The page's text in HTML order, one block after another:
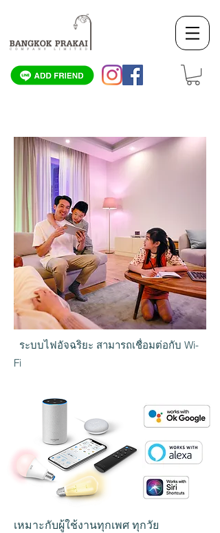
ระบบไฟอัจฉริยะ สามารถเชื่อมต่อกับ Wi-
Fi
เหมาะกับผู้ใช้งานทุกเพศ ทุกวัย